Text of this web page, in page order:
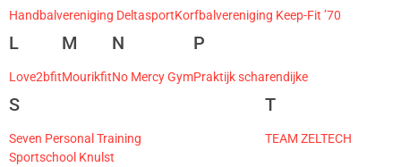
Handbalvereniging DeltasportKorfbalvereniging Keep-Fit ’70
L
Love2bfit
M
Mourikfit
N
No Mercy Gym
P
Praktijk scharendijke
S
Seven Personal Training
Sportschool Knulst
T
TEAM ZELTECH